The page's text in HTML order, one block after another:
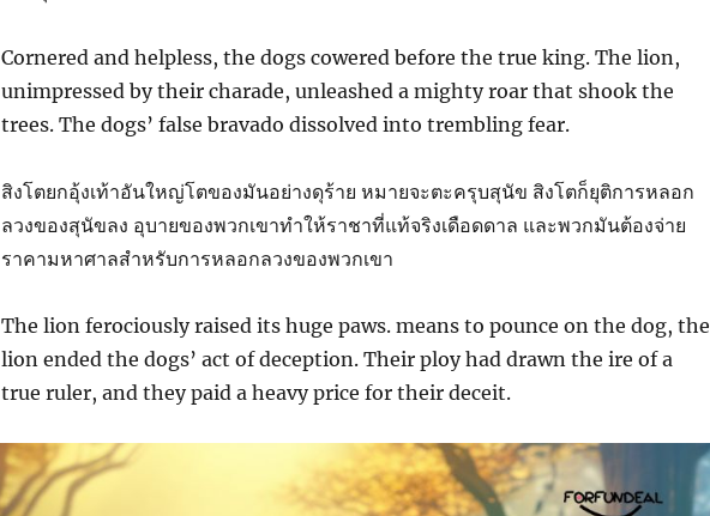
Cornered and helpless, the dogs cowered before the true king. The lion,
unimpressed by their charade, unleashed a mighty roar that shook the
trees. The dogs’ false bravado dissolved into trembling fear.
สิงโตยกอุ้งเท้าอันใหญ่โตของมันอย่างดุร้าย หมายจะตะครุบสุนัข สิงโตก็ยุติการหลอก
ลวงของสุนัขลง อุบายของพวกเขาทำให้ราชาที่แท้จริงเดือดดาล และพวกมันต้องจ่าย
ราคามหาศาลสำหรับการหลอกลวงของพวกเขา
The lion ferociously raised its huge paws. means to pounce on the dog, the
lion ended the dogs’ act of deception. Their ploy had drawn the ire of a
true ruler, and they paid a heavy price for their deceit.